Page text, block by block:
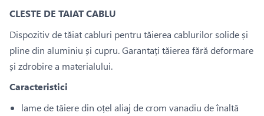
CLESTE DE TAIAT CABLU
Dispozitiv de tăiat cabluri pentru tăierea cablurilor solide și
pline din aluminiu și cupru. Garantați tăierea fără deformare
și zdrobire a materialului.
Caracteristici
lame de tăiere din oțel aliaj de crom vanadiu de înaltă